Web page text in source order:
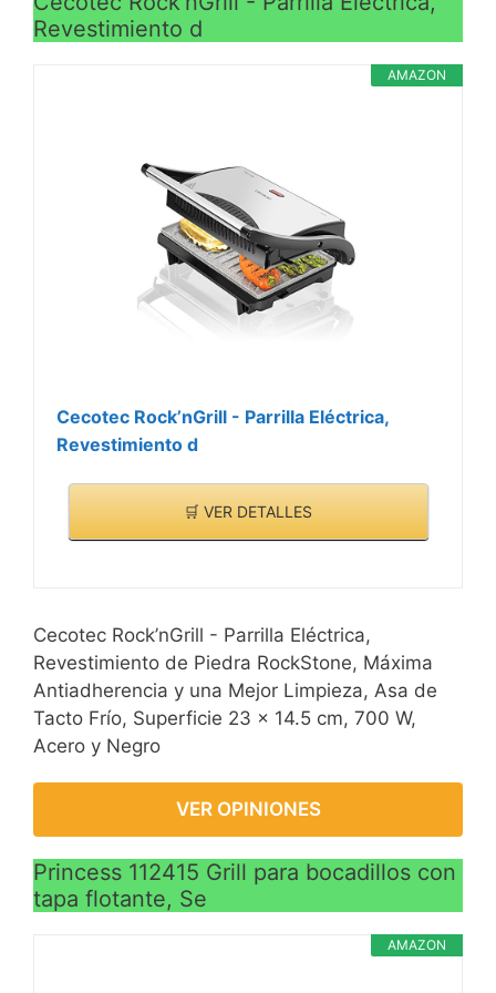
Revestimiento d
AMAZON
Cecotec Rock’nGrill - Parrilla Eléctrica,
Revestimiento d
🛒 VER DETALLES
Cecotec Rock’nGrill - Parrilla Eléctrica,
Revestimiento de Piedra RockStone, Máxima
Antiadherencia y una Mejor Limpieza, Asa de
Tacto Frío, Superficie 23 x 14.5 cm, 700 W,
Acero y Negro
VER OPINIONES
Princess 112415 Grill para bocadillos con
tapa flotante, Se
AMAZON